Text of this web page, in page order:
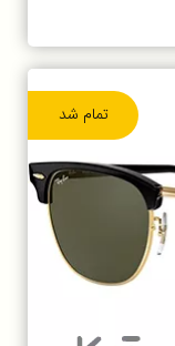
تمام شد